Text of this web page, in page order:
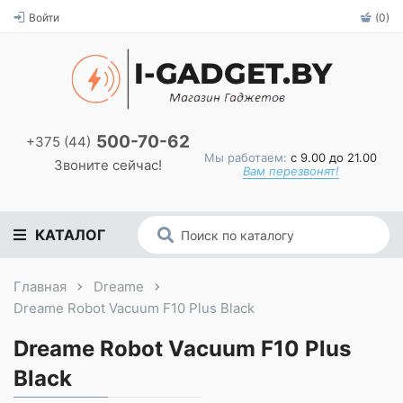
Войти (0)
+375 (44) 500-70-62
Звоните сейчас! Мы работаем: с 9.00 до 21.00
Вам перезвонят!
КАТАЛОГ
Главная
Dreame
Dreame Robot Vacuum F10 Plus Black
Dreame Robot Vacuum F10 Plus
Black